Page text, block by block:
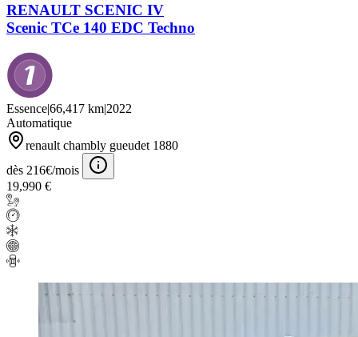
RENAULT SCENIC IV
Scenic TCe 140 EDC Techno
Essence|66,417 km|2022
Automatique
renault chambly gueudet 1880
dès 216€/mois
19,990 €